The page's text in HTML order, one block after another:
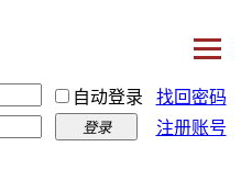
自动登录
找回密码
登录 注册账号